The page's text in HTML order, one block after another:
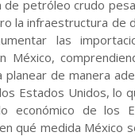
de petróleo crudo
la infraestructura de
las
México,
planear de manera
Estados Unidos, lo
económico de los
qué medida México